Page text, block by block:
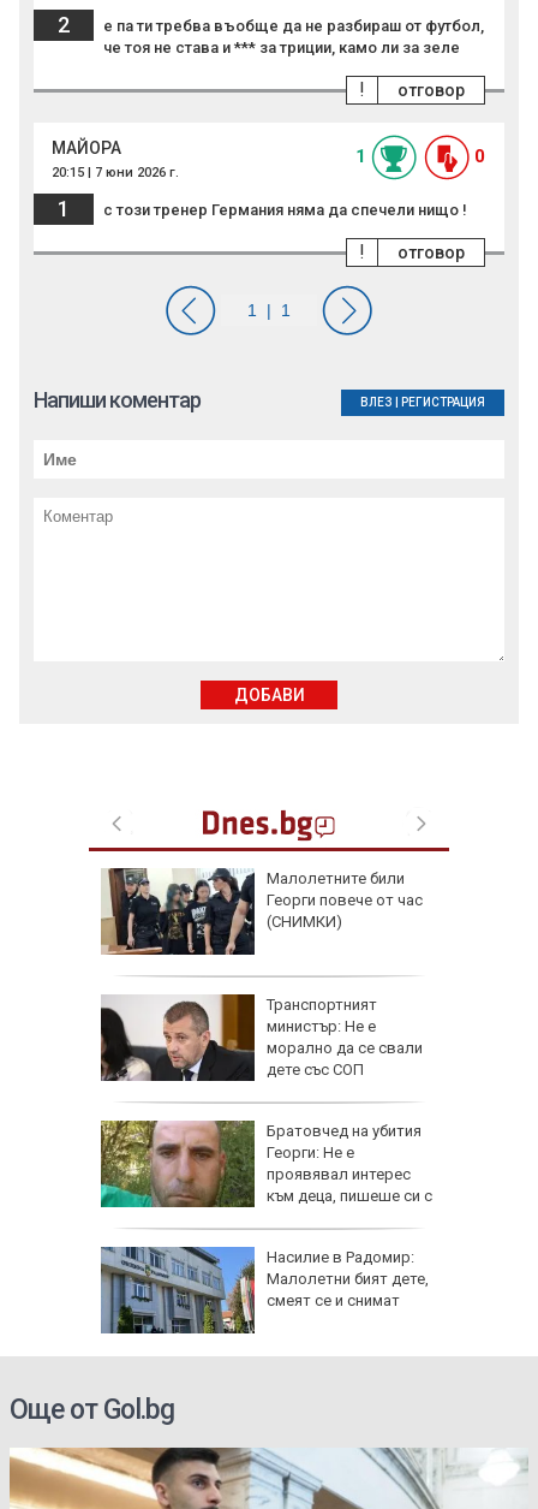
Малолетните били
Георги повече от час
(СНИМКИ)
Транспортният
министър: Не е
морално да се свали
дете със СОП
Братовчед на убития
Георги: Не е
проявявал интерес
към деца, пишеше си с
Насилие в Радомир:
Малолетни бият дете,
смеят се и снимат
2
е па ти требва въобще да не разбираш от футбол,
че тоя не става и *** за триции, камо ли за зеле
отговор
!
МАЙОРА
20:15 | 7 юни 2026 г.
1 0
1 с този тренер Германия няма да спечели нищо !
отговор
!
Напиши коментар ВЛЕЗ РЕГИСТРАЦИЯ
ДОБАВИ
Още от Gol.bg